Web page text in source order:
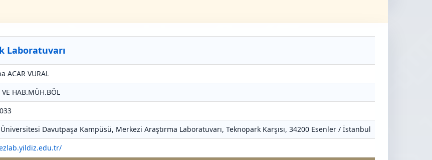
Laboratuvarı
ACAR VURAL
HAB.MÜH.BÖL
Üniversitesi Davutpaşa Kampüsü, Merkezi Araştırma Laboratuvarı, Teknopark Karşısı, 34200 Esenler / İstanbul